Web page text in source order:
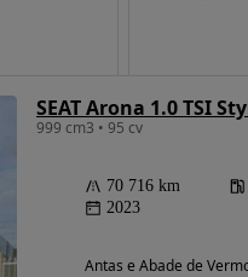
SEAT Arona 1.0 TSI
999 cm3 • 95 cv
70 716 km
2023
Antas e Abade de